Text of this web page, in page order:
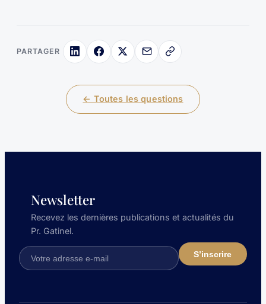
PARTAGER
← Toutes les questions
Newsletter
Recevez les dernières publications et actualités du
Pr. Gatinel.